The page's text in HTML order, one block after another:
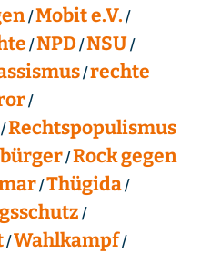
Mobit e.V.
NPD NSU
rechte
Rechtspopulismus
Rock gegen
Thügida
Wahlkampf